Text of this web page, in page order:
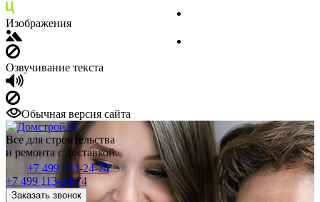
Изображения
Озвучивание текста
Обычная версия сайта
Все для строительства
и ремонта с доставкой.
+7 499 113-24-74
+7 499 113-24-74
Заказать звонок